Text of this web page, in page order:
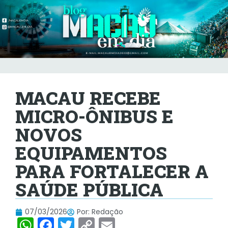
MACAU RECEBE
MICRO-ÔNIBUS E
NOVOS
EQUIPAMENTOS
PARA FORTALECER A
SAÚDE PÚBLICA
07/03/2026 Por: Redação